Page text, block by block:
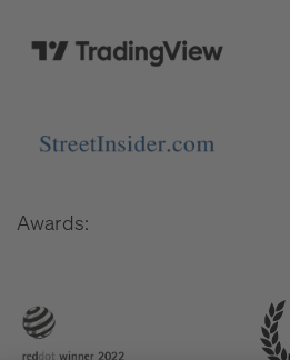
Awards: